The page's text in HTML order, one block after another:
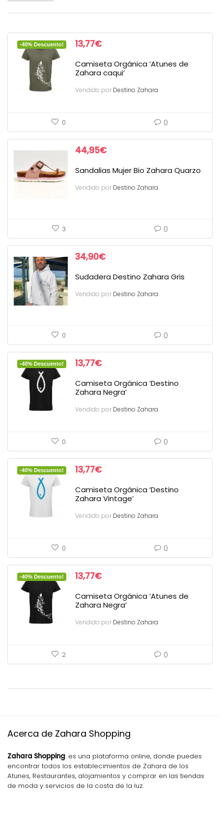
-40% Descuento! 13,77€
Camiseta Orgánica ‘Atunes de
Zahara caqui’
Vendido por Destino Zahara
0 0
44,95€
Sandalias Mujer Bio Zahara Quarzo
Vendido por Destino Zahara
3 0
34,90€
Sudadera Destino Zahara Gris
Vendido por Destino Zahara
0 0
-40% Descuento! 13,77€
Camiseta Orgánica ‘Destino
Zahara Negra’
Vendido por Destino Zahara
0 0
-40% Descuento! 13,77€
Camiseta Orgánica ‘Destino
Zahara Vintage’
Vendido por Destino Zahara
0 0
-40% Descuento! 13,77€
Camiseta Orgánica ‘Atunes de
Zahara Negra’
Vendido por Destino Zahara
2 0
Acerca de Zahara Shopping
Zahara Shopping: es una plataforma online, donde puedes
encontrar todos los establecimientos de Zahara de los
Atunes, Restaurantes, alojamientos y comprar en las tiendas
de moda y servicios de la costa de la luz.